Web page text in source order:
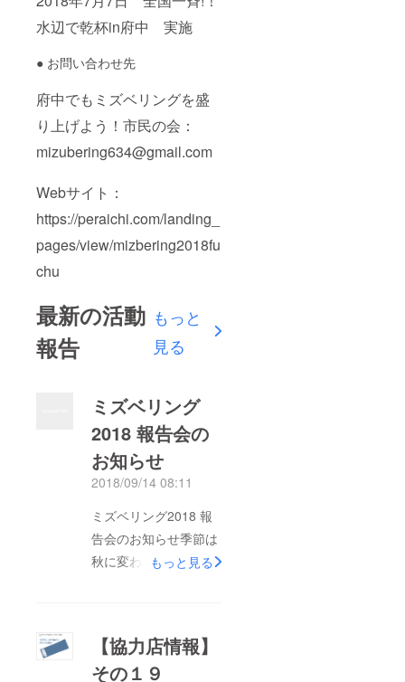
水辺で乾杯in府中 実施
● お問い合わせ先
府中でもミズベリングを盛
り上げよう！市民の会：
mizubering634@gmail.com
Webサイト：
https://peraichi.com/landing_
pages/view/mizbering2018fu
chu
最新の活動
報告
もっと
見る
ミズベリング
2018 報告会の
お知らせ
2018/09/14 08:11
ミズベリング2018 報
告会のお知らせ季節は
秋に変わろうとしてお
日（土）１３時~１５
時で実施いたします。
もっと見る
【協力店情報】
その１９